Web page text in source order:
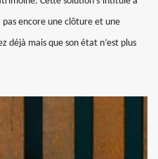
pas encore une clôture et une
déjà mais que son état n’est plus